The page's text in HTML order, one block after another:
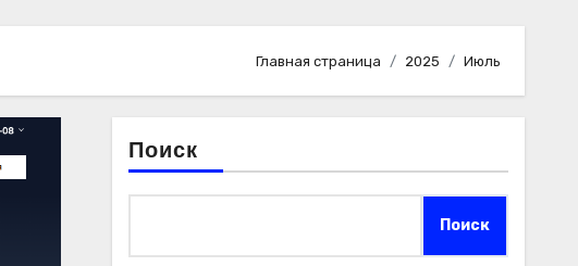
Главная страница 2025 Июль
Поиск
Поиск